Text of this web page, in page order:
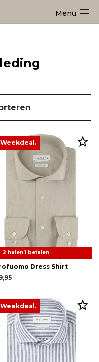
Menu
Weekdeal.
2 halen 1 betalen
Dress Shirt
Weekdeal.